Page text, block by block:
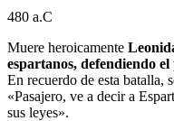
480 a.C
Muere heroicamente
espartanos, defendiendo
En recuerdo de esta batalla,
«Pasajero, ve a decir a
sus leyes».